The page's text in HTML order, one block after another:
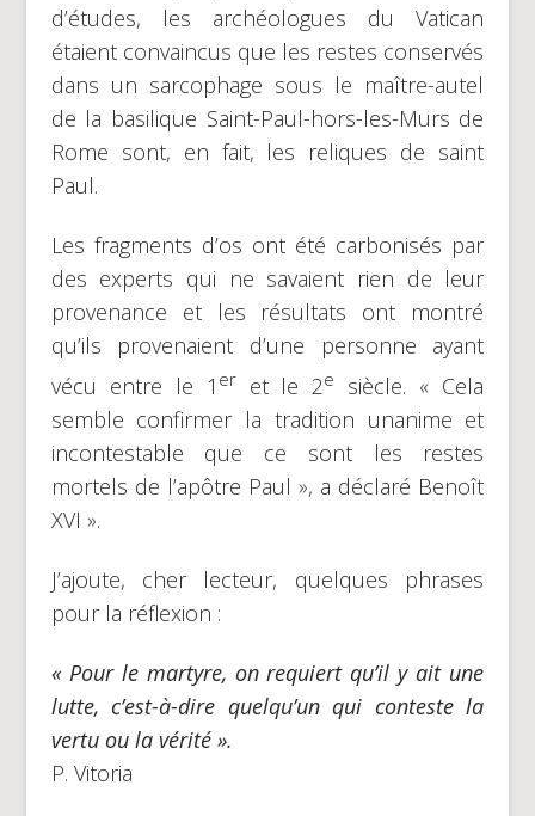
d’études, les archéologues du Vatican
étaient convaincus que les restes conservés
dans un sarcophage sous le maître-autel
de la basilique Saint-Paul-hors-les-Murs de
Rome sont, en fait, les reliques de saint
Paul.
Les fragments d’os ont été carbonisés par
des experts qui ne savaient rien de leur
provenance et les résultats ont montré
qu’ils provenaient d’une personne ayant
vécu entre le 1 eret le 2e
siècle. « Cela
semble confirmer la tradition unanime et
incontestable que ce sont les restes
mortels de l’apôtre Paul », a déclaré Benoît
XVI ».
J’ajoute, cher lecteur, quelques phrases
pour la réflexion :
« Pour le martyre, on requiert qu’il y ait une
lutte, c’est-à-dire quelqu’un qui conteste la
vertu ou la vérité ».
P. Vitoria